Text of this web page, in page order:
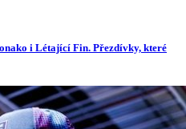
i Létající Fin. Přezdívky, které